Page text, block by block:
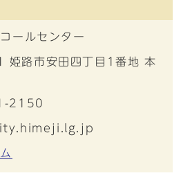
ールセンター
路市安田四丁目1番地 本
2150